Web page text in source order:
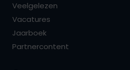
Veelgelezen
Vacatures
Jaarboek
Partnercontent